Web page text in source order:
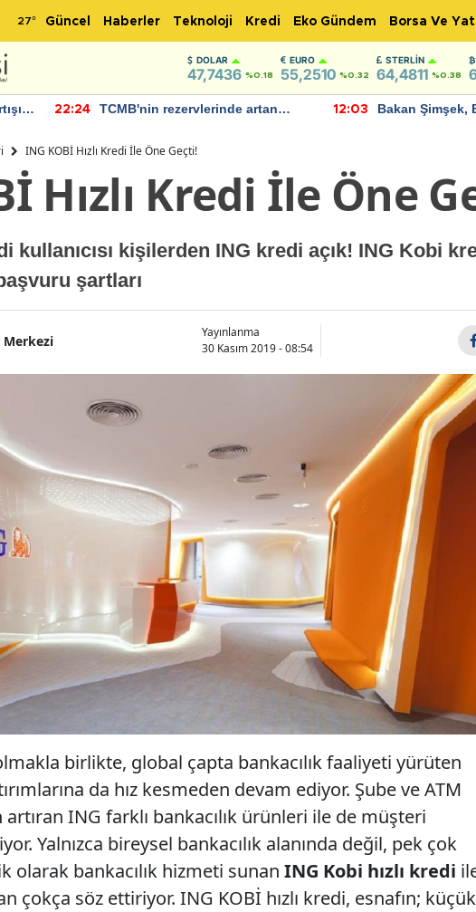
27° Güncel Haberler Teknoloji Kredi Eko Gündem Borsa Ve
DOLAR
47,7436 %0.18
EURO
55,2510 %0.32
STERLIN
64,4811 %0.38
22:24
TCMB'nin rezervlerinde artan
12:03
Bakan Şimşek,
ING KOBİ Hızlı Kredi İle Öne Geçti!
Hızlı Kredi İle Öne
kullanıcısı kişilerden ING kredi açık! ING Kobi
şartları
Merkezi
Yayınlanma
30 Kasım 2019 - 08:54
birlikte, global çapta bankacılık faaliyeti yürüten
da hız kesmeden devam ediyor. Şube ve ATM
artıran ING farklı bankacılık ürünleri ile de müşteri
Yalnızca bireysel bankacılık alanında değil, pek çok
olarak bankacılık hizmeti sunan ING Kobi hızlı kredi
çokça söz ettiriyor. ING KOBİ hızlı kredi, esnafın; küçük